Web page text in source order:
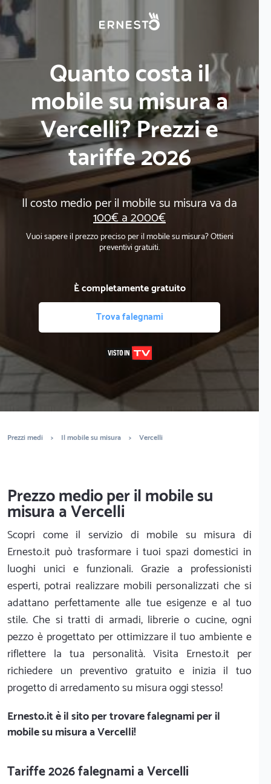
Quanto costa il
mobile su misura a
Vercelli? Prezzi e
tariffe 2026
Il costo medio per il mobile su misura va da
100€ a 2000€
Vuoi sapere il prezzo preciso per il mobile su misura? Ottieni
preventivi gratuiti.
È completamente gratuito
Trova falegnami
Prezzi medi > Il mobile su misura > Vercelli
Prezzo medio per il mobile su
misura a Vercelli
Scopri come il servizio di mobile su misura di
Ernesto.it può trasformare i tuoi spazi domestici in
luoghi unici e funzionali. Grazie a professionisti
esperti, potrai realizzare mobili personalizzati che si
adattano perfettamente alle tue esigenze e al tuo
stile. Che si tratti di armadi, librerie o cucine, ogni
pezzo è progettato per ottimizzare il tuo ambiente e
riflettere la tua personalità. Visita Ernesto.it per
richiedere un preventivo gratuito e inizia il tuo
progetto di arredamento su misura oggi stesso!
Ernesto.itè il sito per trovare falegnami per il
mobile su misura a Vercelli!
Tariffe 2026 falegnami a Vercelli